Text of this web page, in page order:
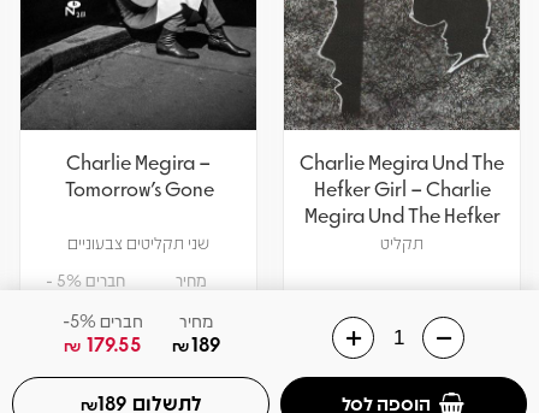
מחיר
189
₪
חברים 5%-
179.55
₪
הוספה לסל לתשלום 189
₪
Charlie Megira Und The
Hefker Girl – Charlie
Megira Und The Hefker
Girl
תקליט
צפיה במוצר
אזל! עדכנו כשחוזר
Charlie Megira –
Tomorrow's Gone
שני תקליטים צבעוניים
מחיר חברים 5% -
הוספה לסל